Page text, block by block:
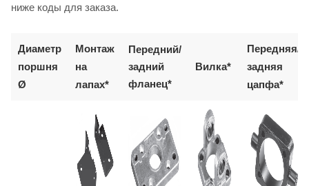
ниже коды для заказа.
Диаметр
поршня
Ø
Монтаж
на
лапах*
Передний/
задний
фланец*
Вилка*
Передняя/
задняя
цапфа*